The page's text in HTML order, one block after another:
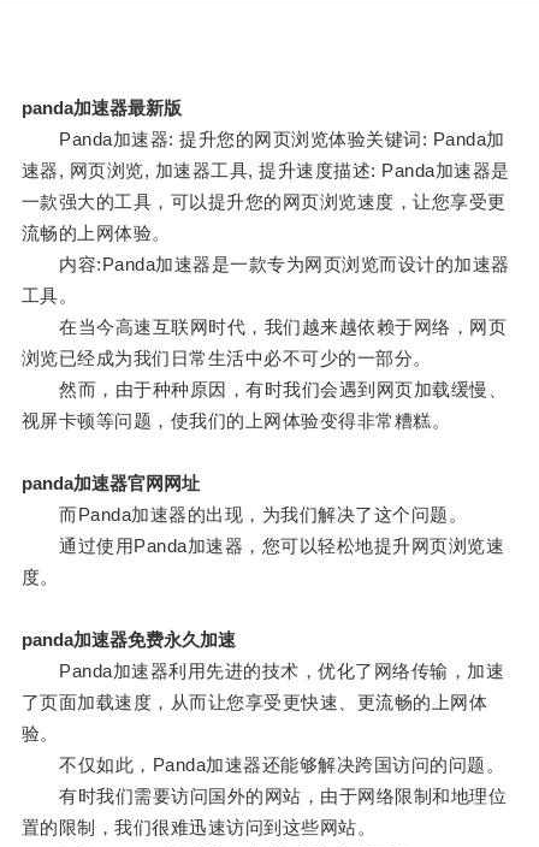
panda加速器最新版
Panda加速器: 提升您的网页浏览体验关键词: Panda加
速器, 网页浏览, 加速器工具, 提升速度描述: Panda加速器是
一款强大的工具，可以提升您的网页浏览速度，让您享受更
流畅的上网体验。
内容:Panda加速器是一款专为网页浏览而设计的加速器
工具。
在当今高速互联网时代，我们越来越依赖于网络，网页
浏览已经成为我们日常生活中必不可少的一部分。
然而，由于种种原因，有时我们会遇到网页加载缓慢、
视屏卡顿等问题，使我们的上网体验变得非常糟糕。
panda加速器官网网址
而Panda加速器的出现，为我们解决了这个问题。
通过使用Panda加速器，您可以轻松地提升网页浏览速
度。
panda加速器免费永久加速
Panda加速器利用先进的技术，优化了网络传输，加速
了页面加载速度，从而让您享受更快速、更流畅的上网体
验。
不仅如此，Panda加速器还能够解决跨国访问的问题。
有时我们需要访问国外的网站，由于网络限制和地理位
置的限制，我们很难迅速访问到这些网站。